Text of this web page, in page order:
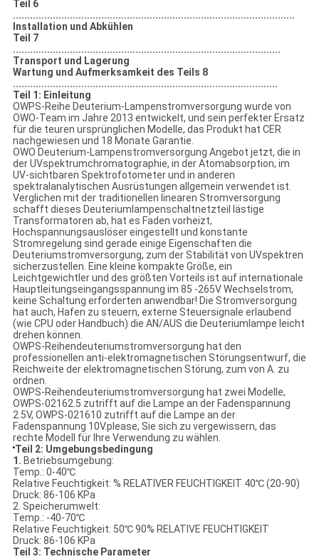
Teil 6
...................................................................................................
Installation und Abkühlen
Teil 7
..............................................................................................
Transport und Lagerung
Wartung und Aufmerksamkeit des Teils 8
.............................................................................................
Teil 1: Einleitung
OWPS-Reihe Deuterium-Lampenstromversorgung wurde von
OWO-Team im Jahre 2013 entwickelt, und sein perfekter Ersatz
für die teuren ursprünglichen Modelle, das Produkt hat CER
nachgewiesen und 18 Monate Garantie.
OWO Deuterium-Lampenstromversorgung Angebot jetzt, die in
der UVspektrumchromatographie, in der Atomabsorption, im
UV-sichtbaren Spektrofotometer und in anderen
spektralanalytischen Ausrüstungen allgemein verwendet ist.
Verglichen mit der traditionellen linearen Stromversorgung
schafft dieses Deuteriumlampenschaltnetzteil lästige
Transformatoren ab, hat es Faden vorheizt,
Hochspannungsauslöser eingestellt und konstante
Stromregelung sind gerade einige Eigenschaften die
Deuteriumstromversorgung, zum der Stabilität von UVspektren
sicherzustellen. Eine kleine kompakte Größe, ein
Leichtgewichtler und des größten Vorteils ist auf internationale
Hauptleitungseingangsspannung im 85 -265V Wechselstrom,
keine Schaltung erforderten anwendbar! Die Stromversorgung
hat auch, Hafen zu steuern, externe Steuersignale erlaubend
(wie CPU oder Handbuch) die AN/AUS die Deuteriumlampe leicht
drehen können.
OWPS-Reihendeuteriumstromversorgung hat den
professionellen anti-elektromagnetischen Störungsentwurf, die
Reichweite der elektromagnetischen Störung, zum von A. zu
ordnen.
OWPS-Reihendeuteriumstromversorgung hat zwei Modelle,
OWPS-02162.5 zutrifft auf die Lampe an der Fadenspannung
2.5V, OWPS-021610 zutrifft auf die Lampe an der
Fadenspannung 10V.please, Sie sich zu vergewissern, das
rechte Modell für Ihre Verwendung zu wählen.
Teil 2: Umgebungsbedingung
1. Betriebsumgebung:
Temp.: 0-40℃
Relative Feuchtigkeit: % RELATIVER FEUCHTIGKEIT 40℃ (20-90)
Druck: 86-106 KPa
2. Speicherumwelt:
Temp.: -40-70℃
Relative Feuchtigkeit: 50℃ 90% RELATIVE FEUCHTIGKEIT
Druck: 86-106 KPa
Teil 3: Technische Parameter